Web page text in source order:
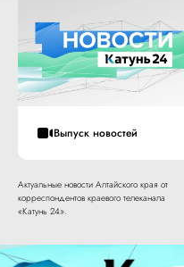
Выпуск новостей
Актуальные новости Алтайского края от
корреспондентов краевого телеканала
«Катунь 24».